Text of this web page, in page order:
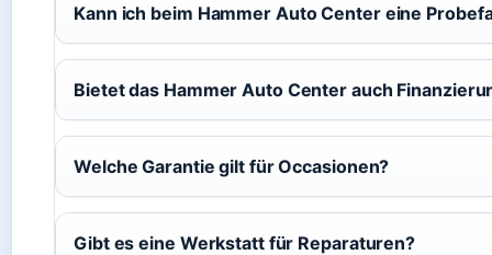
Kann ich beim Hammer Auto Center eine
Bietet das Hammer Auto Center auch
Welche Garantie gilt für Occasionen?
Gibt es eine Werkstatt für Reparaturen?